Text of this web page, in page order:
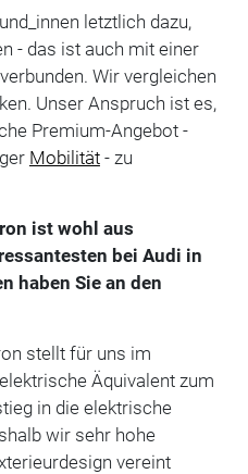
letztlich dazu,
- das ist auch mit einer
Wir vergleichen
Unser Anspruch ist es,
Premium-Angebot -
Mobilität- zu
ist wohl aus
bei Audi in
haben Sie an den
stellt für uns im
Äquivalent zum
in die elektrische
wir sehr hohe
vereint